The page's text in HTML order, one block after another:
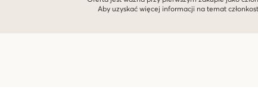
Aby uzyskać więcej informacji na temat